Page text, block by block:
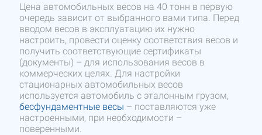
Цена автомобильных весов на 40 тонн в первую
очередь зависит от выбранного вами типа. Перед
вводом весов в эксплуатацию их нужно
настроить, провести оценку соответствия весов и
получить соответствующие сертификаты
(документы) – для использования весов в
коммерческих целях. Для настройки
стационарных автомобильных весов
используется автомобиль с эталонным грузом,
бесфундаментные весы – поставляются уже
настроенными, при необходимости –
поверенными.